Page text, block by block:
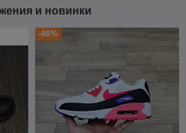
и новинки
-46%